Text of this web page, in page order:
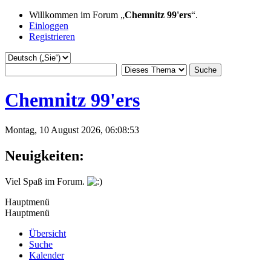
Willkommen im Forum „Chemnitz 99'ers“.
Einloggen
Registrieren
Chemnitz 99'ers
Montag, 10 August 2026, 06:08:53
Neuigkeiten:
Viel Spaß im Forum.
Hauptmenü
Hauptmenü
Übersicht
Suche
Kalender